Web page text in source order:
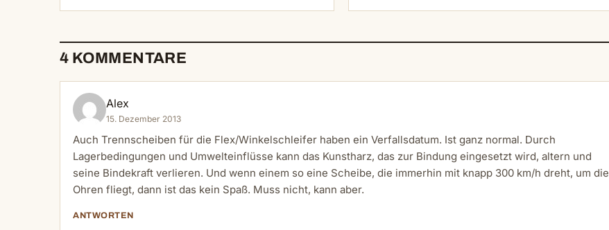
4 KOMMENTARE
Alex
15. Dezember 2013
Auch Trennscheiben für die Flex/Winkelschleifer haben ein Verfallsdatum. Ist ganz normal. Durch
Lagerbedingungen und Umwelteinflüsse kann das Kunstharz, das zur Bindung eingesetzt wird, altern und
seine Bindekraft verlieren. Und wenn einem so eine Scheibe, die immerhin mit knapp 300 km/h dreht, um die
Ohren fliegt, dann ist das kein Spaß. Muss nicht, kann aber.
ANTWORTEN